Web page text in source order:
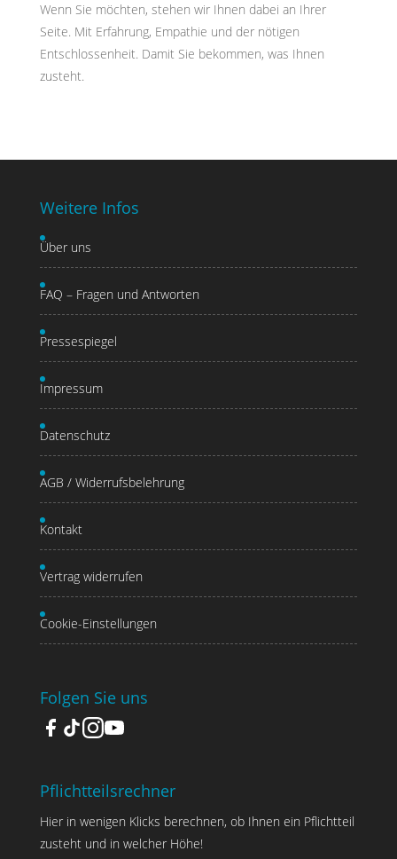
Wenn Sie möchten, stehen wir Ihnen dabei an Ihrer
Seite. Mit Erfahrung, Empathie und der nötigen
Entschlossenheit. Damit Sie bekommen, was Ihnen
zusteht.
Weitere Infos
Über uns
FAQ – Fragen und Antworten
Pressespiegel
Impressum
Datenschutz
AGB / Widerrufsbelehrung
Kontakt
Vertrag widerrufen
Cookie-Einstellungen
Folgen Sie uns
Pflichtteilsrechner
Hier in wenigen Klicks berechnen, ob Ihnen ein Pflichtteil
zusteht und in welcher Höhe!